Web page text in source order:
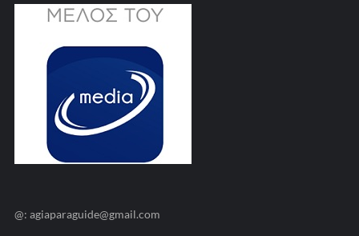
@: agiaparaguide@gmail.com